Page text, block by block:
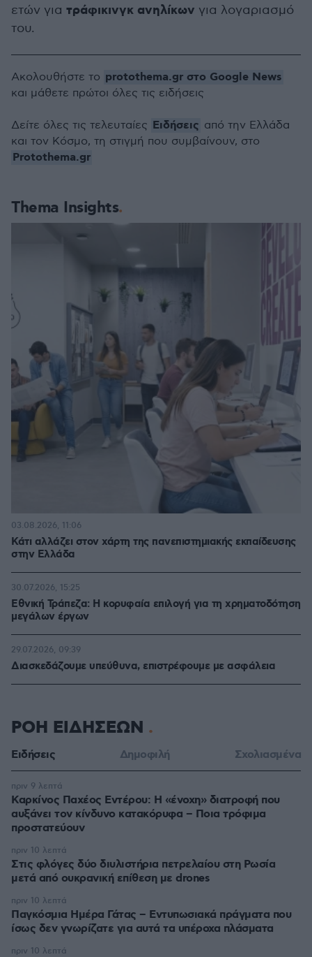
ετών για τράφικινγκ ανηλίκων για λογαριασμό
του.
Thema Insights
Κάτι αλλάζει στον χάρτη της πανεπιστημιακής εκπαίδευσης
στην Ελλάδα
03.08.2026, 11:06
Εθνική Τράπεζα: Η κορυφαία επιλογή για τη χρηματοδότηση
μεγάλων έργων
30.07.2026, 15:25
Διασκεδάζουμε υπεύθυνα, επιστρέφουμε με ασφάλεια
29.07.2026, 09:39
Ακολουθήστε το protothema.gr στο Google News
και μάθετε πρώτοι όλες τις ειδήσεις
Δείτε όλες τις τελευταίες Ειδήσεις από την Ελλάδα
και τον Κόσμο, τη στιγμή που συμβαίνουν, στο
Protothema.gr
ΡΟΗ ΕΙΔΗΣΕΩΝ
Ειδήσεις Δημοφιλή Σχολιασμένα
Καρκίνος Παχέος Εντέρου: Η «ένοχη» διατροφή που
αυξάνει τον κίνδυνο κατακόρυφα – Ποια τρόφιμα
προστατεύουν
πριν 9 λεπτά
Στις φλόγες δύο διυλιστήρια πετρελαίου στη Ρωσία
μετά από ουκρανική επίθεση με drones
πριν 10 λεπτά
Παγκόσμια Ημέρα Γάτας – Εντυπωσιακά πράγματα που
ίσως δεν γνωρίζατε για αυτά τα υπέροχα πλάσματα
πριν 10 λεπτά
πριν 10 λεπτά